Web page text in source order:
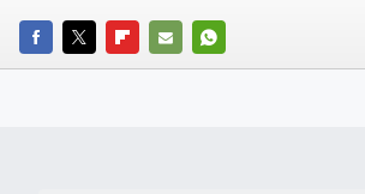
FACEBOOK
TWITTERFLIPBOARD
E-
WHATSAPP